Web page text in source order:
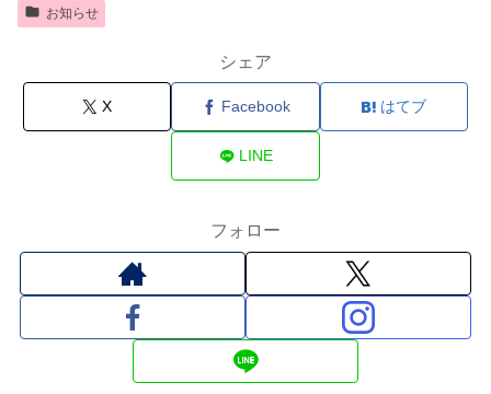
お知らせ
シェア
X Facebook はてブ
LINE
フォロー